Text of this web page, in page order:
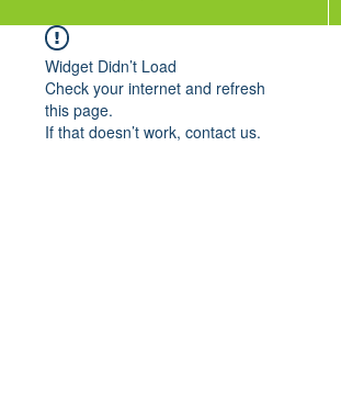
Widget Didn’t Load
Check your internet and refresh
this page.
If that doesn’t work, contact us.